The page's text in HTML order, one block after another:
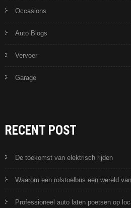
Occasions
Auto Blogs
Vervoer
Garage
RECENT POST
De toekomst van elektrisch rijden
Waarom een rolstoelbus een wereld
Professioneel auto laten poetsen op